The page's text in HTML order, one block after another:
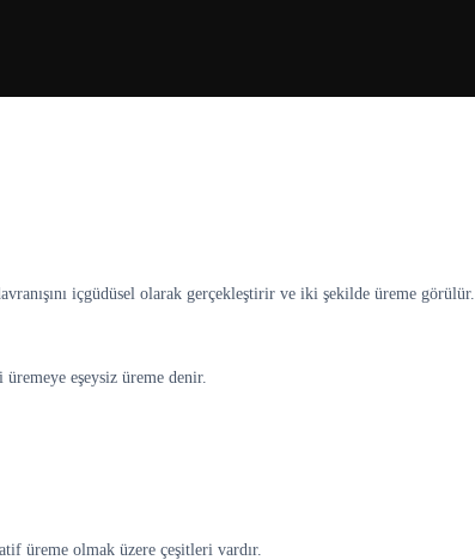
içgüdüsel olarak gerçekleştirir ve iki şekilde üreme görülür.
eşeysiz üreme denir.
üreme olmak üzere çeşitleri vardır.